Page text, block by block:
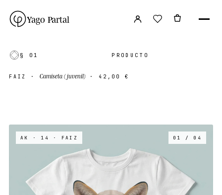
Yago Partal
§ 01 PRODUCTO
FAIZ · Camiseta (juvenil)· 42,00 €
AK · 14 · FAIZ 01 / 04